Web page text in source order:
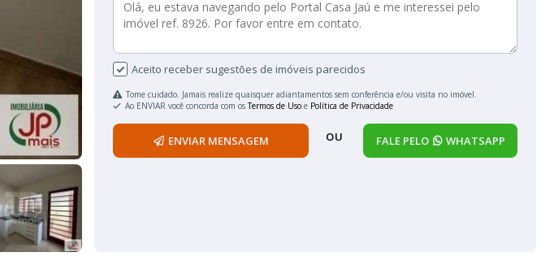
Aceito receber sugestões de imóveis parecidos
Tome cuidado. Jamais realize quaisquer adiantamentos sem conferência e/ou visita no imóvel.
Ao ENVIAR você concorda com osTermos de Uso e Política de Privacidade
ENVIAR MENSAGEM OU FALE PELO WHATSAPP